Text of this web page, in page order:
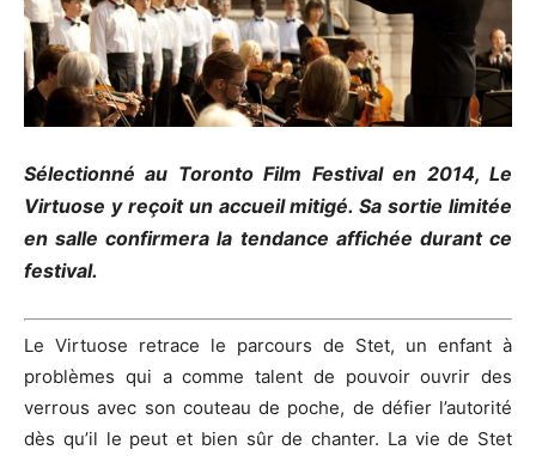
Sélectionné au Toronto Film Festival en 2014, Le
Virtuose y reçoit un accueil mitigé. Sa sortie limitée
en salle confirmera la tendance affichée durant ce
festival.
Le Virtuose retrace le parcours de Stet, un enfant à
problèmes qui a comme talent de pouvoir ouvrir des
verrous avec son couteau de poche, de défier l’autorité
dès qu’il le peut et bien sûr de chanter. La vie de Stet